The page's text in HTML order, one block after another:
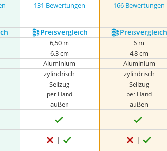
131 Bewertungen 166 Bewertungen
Preis­vergleich Preis­vergleich
6,50 m 6 m
6,3 cm 4,8 cm
Aluminium Aluminium
zylindrisch zylindrisch
Seilzug
per Hand
Seilzug
per Hand
außen außen